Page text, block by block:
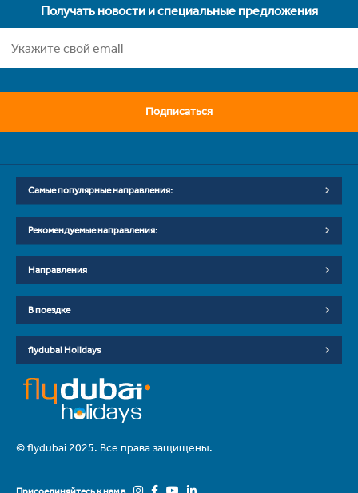
Получать новости и специальные предложения
Подписаться
Самые популярные направления:
Рекомендуемые направления:
Направления
В поездке
flydubai Holidays
© flydubai 2025. Все права защищены.